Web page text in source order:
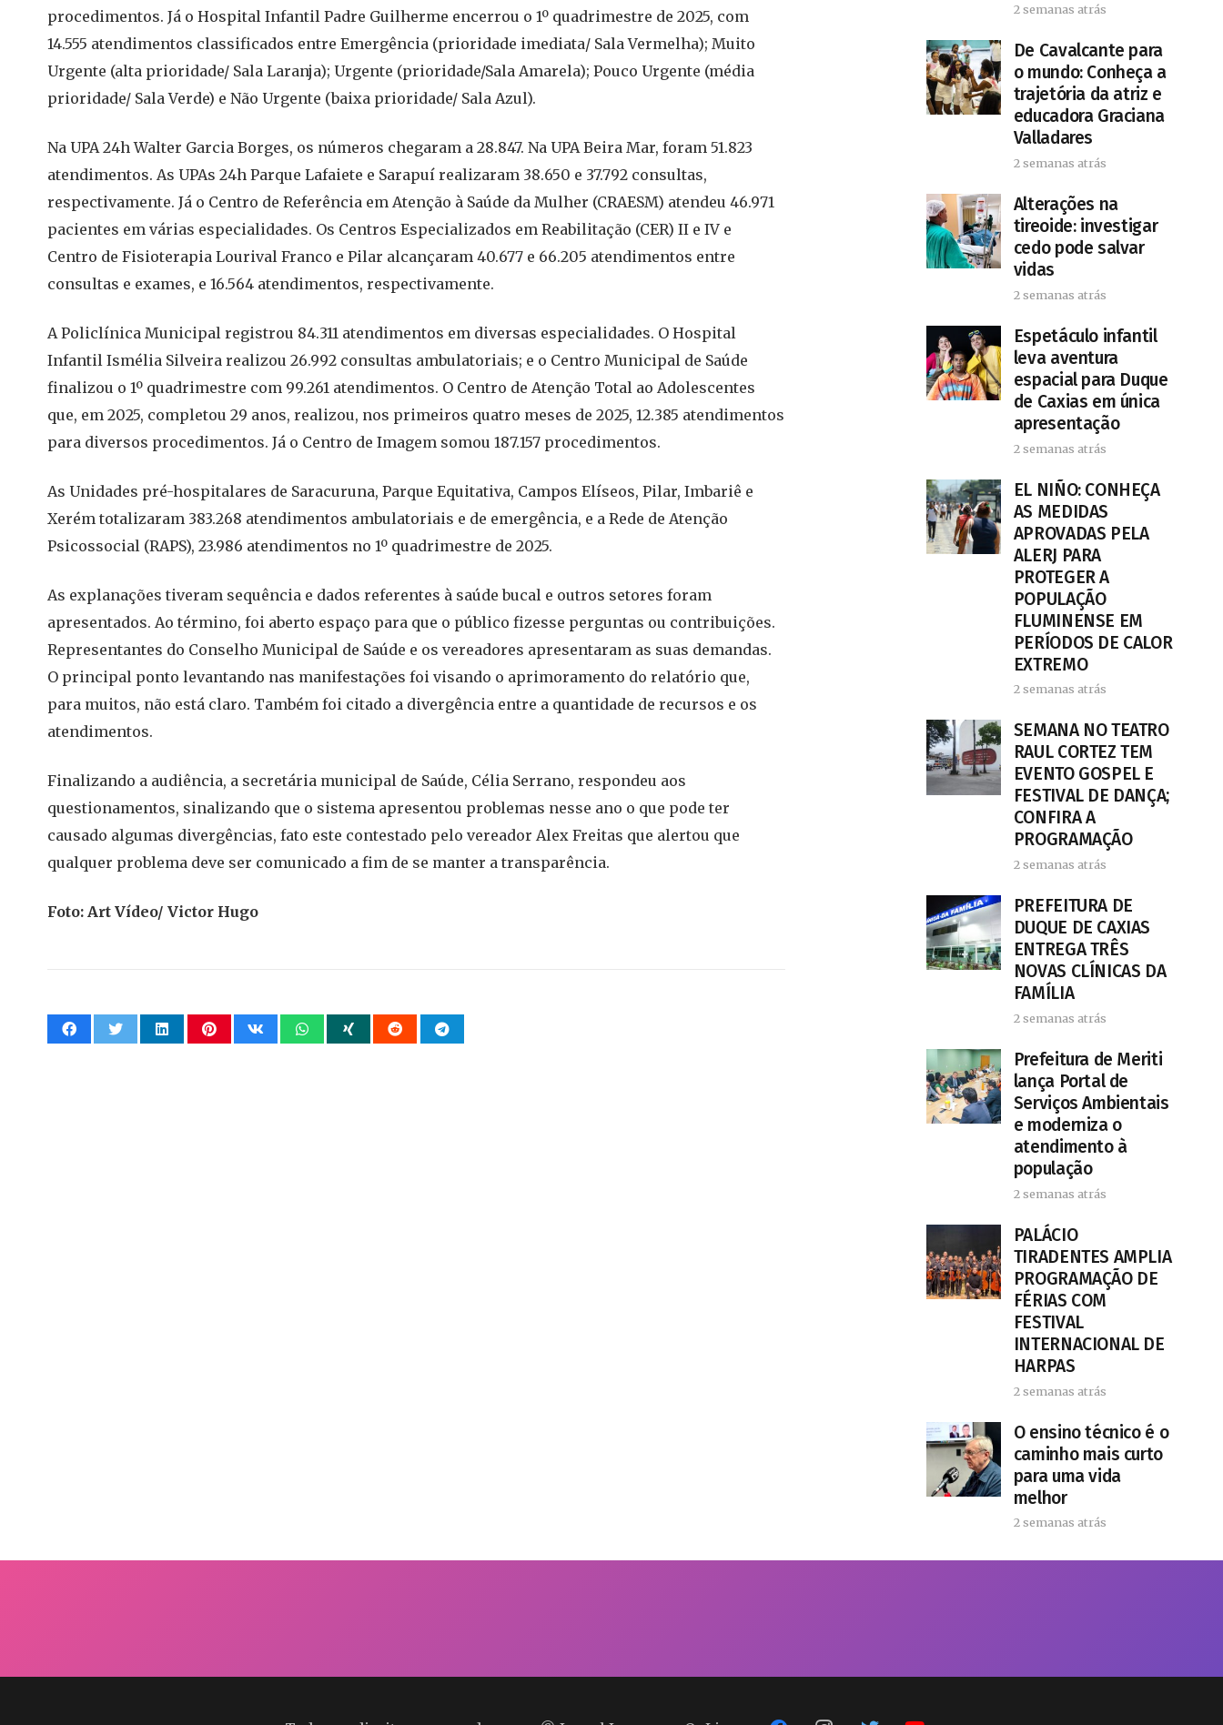
procedimentos. Já o Hospital Infantil Padre Guilherme encerrou o 1º quadrimestre de 2025, com
14.555 atendimentos classificados entre Emergência (prioridade imediata/ Sala Vermelha); Muito
Urgente (alta prioridade/ Sala Laranja); Urgente (prioridade/Sala Amarela); Pouco Urgente (média
prioridade/ Sala Verde) e Não Urgente (baixa prioridade/ Sala Azul).
Na UPA 24h Walter Garcia Borges, os números chegaram a 28.847. Na UPA Beira Mar, foram 51.823
atendimentos. As UPAs 24h Parque Lafaiete e Sarapuí realizaram 38.650 e 37.792 consultas,
respectivamente. Já o Centro de Referência em Atenção à Saúde da Mulher (CRAESM) atendeu 46.971
pacientes em várias especialidades. Os Centros Especializados em Reabilitação (CER) II e IV e
Centro de Fisioterapia Lourival Franco e Pilar alcançaram 40.677 e 66.205 atendimentos entre
consultas e exames, e 16.564 atendimentos, respectivamente.
A Policlínica Municipal registrou 84.311 atendimentos em diversas especialidades. O Hospital
Infantil Ismélia Silveira realizou 26.992 consultas ambulatoriais; e o Centro Municipal de Saúde
finalizou o 1º quadrimestre com 99.261 atendimentos. O Centro de Atenção Total ao Adolescentes
que, em 2025, completou 29 anos, realizou, nos primeiros quatro meses de 2025, 12.385 atendimentos
para diversos procedimentos. Já o Centro de Imagem somou 187.157 procedimentos.
As Unidades pré-hospitalares de Saracuruna, Parque Equitativa, Campos Elíseos, Pilar, Imbariê e
Xerém totalizaram 383.268 atendimentos ambulatoriais e de emergência, e a Rede de Atenção
Psicossocial (RAPS), 23.986 atendimentos no 1º quadrimestre de 2025.
As explanações tiveram sequência e dados referentes à saúde bucal e outros setores foram
apresentados. Ao término, foi aberto espaço para que o público fizesse perguntas ou contribuições.
Representantes do Conselho Municipal de Saúde e os vereadores apresentaram as suas demandas.
O principal ponto levantando nas manifestações foi visando o aprimoramento do relatório que,
para muitos, não está claro. Também foi citado a divergência entre a quantidade de recursos e os
atendimentos.
Finalizando a audiência, a secretária municipal de Saúde, Célia Serrano, respondeu aos
questionamentos, sinalizando que o sistema apresentou problemas nesse ano o que pode ter
causado algumas divergências, fato este contestado pelo vereador Alex Freitas que alertou que
qualquer problema deve ser comunicado a fim de se manter a transparência.
Foto: Art Vídeo/ Victor Hugo
2 semanas atrás
De Cavalcante para
o mundo: Conheça a
trajetória da atriz e
educadora Graciana
Valladares
2 semanas atrás
Alterações na
tireoide: investigar
cedo pode salvar
vidas
2 semanas atrás
​Espetáculo infantil
leva aventura
espacial para Duque
de Caxias em única
apresentação
2 semanas atrás
EL NIÑO: CONHEÇA
AS MEDIDAS
APROVADAS PELA
ALERJ PARA
PROTEGER A
POPULAÇÃO
FLUMINENSE EM
PERÍODOS DE CALOR
EXTREMO
2 semanas atrás
SEMANA NO TEATRO
RAUL CORTEZ TEM
EVENTO GOSPEL E
FESTIVAL DE DANÇA;
CONFIRA A
PROGRAMAÇÃO
2 semanas atrás
PREFEITURA DE
DUQUE DE CAXIAS
ENTREGA TRÊS
NOVAS CLÍNICAS DA
FAMÍLIA
2 semanas atrás
Prefeitura de Meriti
lança Portal de
Serviços Ambientais
e moderniza o
atendimento à
população
2 semanas atrás
PALÁCIO
TIRADENTES AMPLIA
PROGRAMAÇÃO DE
FÉRIAS COM
FESTIVAL
INTERNACIONAL DE
HARPAS
2 semanas atrás
O ensino técnico é o
caminho mais curto
para uma vida
melhor
2 semanas atrás